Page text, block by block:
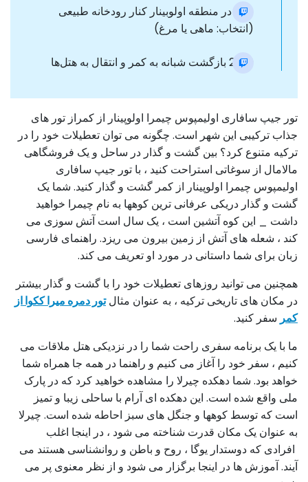
شام در منطقه اولوبینار کنار رودخانه طبیعی
(انتخاب: ماهی یا مرغ)
21:30 بازگشت شبانه به کمر و انتقال به هتل‌ها
تور جیپ سافاری اولیمپوس چیمرا اولوپینار از کمراز تور های
جذاب ترکیبی این شهر است. چگونه می توان تعطیلات خود را در
ترکیه متنوع کرد؟ بین گشت و گذار در ساحل و یک فروشگاهی
مالامال از سوغاتی استراحت کنید ، با تور جیپ سافاری
اولیمپوس چیمرا اولوپینار از کمر گشت و گذار کنید. شما یک
گشت و گذار دریکی عرفانی ترین کوهها به نام چیمرا خواهید
داشت _ این کوه آتشین است ، یک سال است آتش سوزی می
کند ، شعله های آتش از زمین بیرون می ریزد. راهنمای فارسی
زبان برای شما داستانی در مورد او تعریف می کند.
همچنین می توانید روزهای تعطیلات خود را با گشت و گذار بیشتر
در مکان های تاریخی ترکیه ، به عنوان مثالتور دمره میرا ککوا از
کمر سفر کنید.
ما با یک برنامه سفری راحت شما را در نزدیکی هتل ملاقات می
کنیم ، سفر خود را آغاز می کنیم و راهنما در همه جا همراه شما
خواهد بود. شما دهکده چیرلا را مشاهده خواهید کرد که در پارک
ملی واقع شده است. این دهکده ای آرام با ساحلی زیبا و تمیز
است که توسط کوهها و جنگل های سبز احاطه شده است. چیرلا
به عنوان یک مکان قدرت شناخته می شود ، در اینجا اغلب
افرادی که دوستدار یوگا ، روح و باطن و روانشناسی هستند می
آیند. آموزش ها در اینجا برگزار می شود و از نظر معنوی پر می